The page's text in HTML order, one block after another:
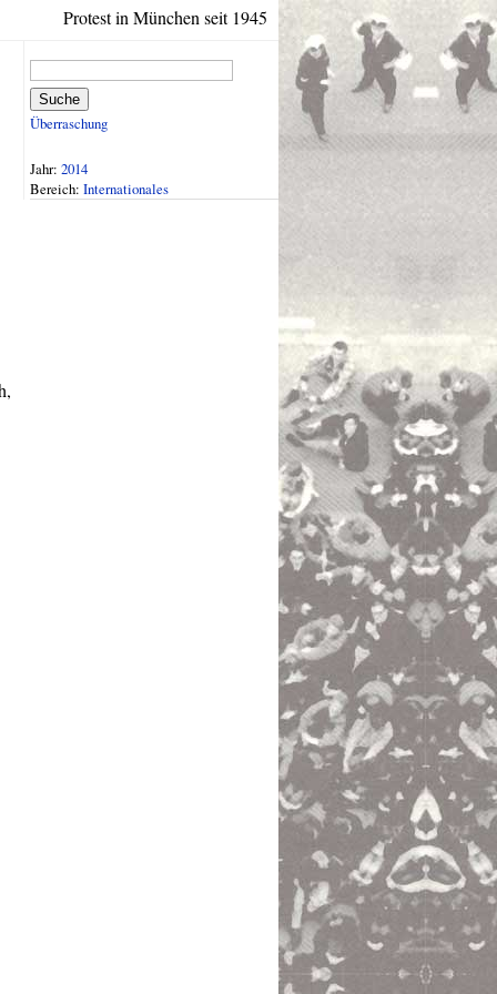
Protest in München seit 1945
Suche
Überraschung
Jahr: 2014
Bereich: Internationales